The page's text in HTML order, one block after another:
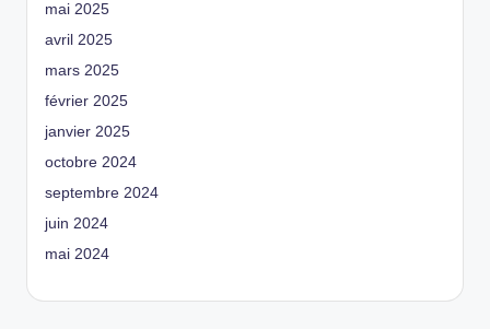
mai 2025
avril 2025
mars 2025
février 2025
janvier 2025
octobre 2024
septembre 2024
juin 2024
mai 2024